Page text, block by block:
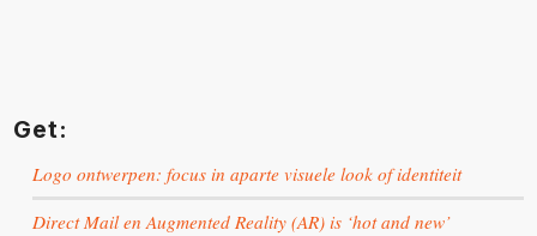
Get:
Logo ontwerpen: focus in aparte visuele look of identiteit
Direct Mail en Augmented Reality (AR) is ‘hot and new’